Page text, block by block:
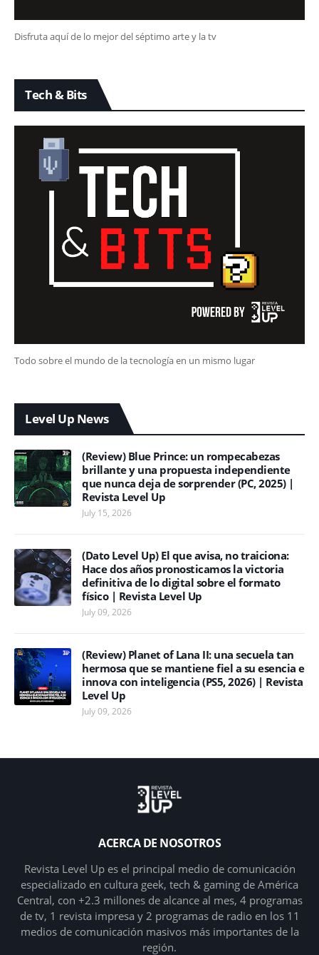
Disfruta aquí de lo mejor del séptimo arte y la tv
Tech & Bits
Todo sobre el mundo de la tecnología en un mismo lugar
Level Up News
(Review) Blue Prince: un rompecabezas
brillante y una propuesta independiente
que nunca deja de sorprender (PC, 2025) |
Revista Level Up
July 15, 2026
(Dato Level Up) El que avisa, no traiciona:
Hace dos años pronosticamos la victoria
definitiva de lo digital sobre el formato
físico | Revista Level Up
July 09, 2026
(Review) Planet of Lana II: una secuela tan
hermosa que se mantiene fiel a su esencia e
innova con inteligencia (PS5, 2026) | Revista
Level Up
July 09, 2026
ACERCA DE NOSOTROS
Revista Level Up es el principal medio de comunicación
especializado en cultura geek, tech & gaming de América
Central, con +2.3 millones de alcance al mes, 4 programas
de tv, 1 revista impresa y 2 programas de radio en los 11
medios de comunicación masivos más importantes de la
región.